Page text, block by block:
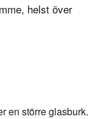
helst över
en större glasburk.